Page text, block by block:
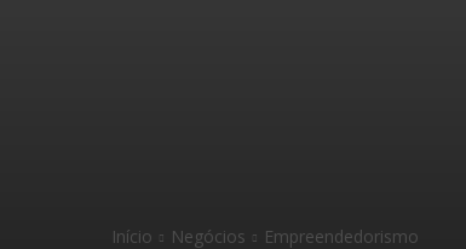
Início Negócios Empreendedorismo